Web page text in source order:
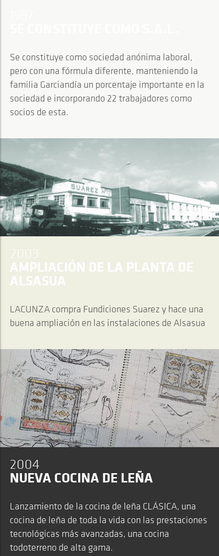
Se constituye como sociedad anónima laboral,
pero con una fórmula diferente, manteniendo la
familia Garciandía un porcentaje importante en la
sociedad e incorporando 22 trabajadores como
socios de esta.
2003
AMPLIACIÓN DE LA PLANTA DE
ALSASUA
LACUNZA compra Fundiciones Suarez y hace una
buena ampliación en las instalaciones de Alsasua
2004
NUEVA COCINA DE LEÑA
Lanzamiento de la cocina de leña CLÁSICA, una
cocina de leña de toda la vida con las prestaciones
tecnológicas más avanzadas, una cocina
todoterreno de alta gama.